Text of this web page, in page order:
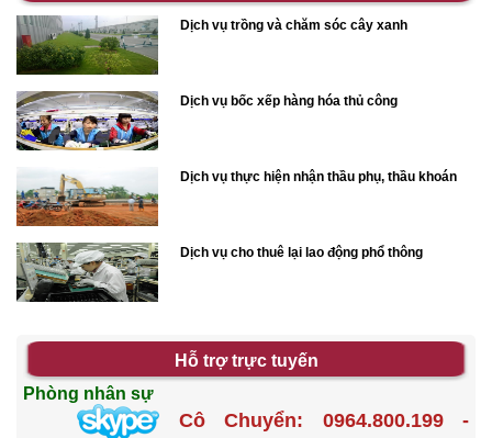
Dịch vụ trồng và chăm sóc cây xanh
Dịch vụ bốc xếp hàng hóa thủ công
Dịch vụ thực hiện nhận thầu phụ, thầu khoán
Dịch vụ cho thuê lại lao động phổ thông
Hỗ trợ trực tuyến
Phòng nhân sự
Cô Chuyển: 0964.800.199 -